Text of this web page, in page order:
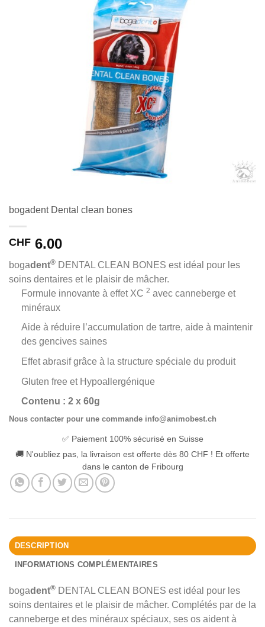
bogadent Dental clean bones
CHF 6.00
bogadent® DENTAL CLEAN BONES est idéal pour les
soins dentaires et le plaisir de mâcher.
Formule innovante à effet XC 2 avec canneberge et
minéraux
Aide à réduire l’accumulation de tartre, aide à maintenir
des gencives saines
Effet abrasif grâce à la structure spéciale du produit
Gluten free et Hypoallergénique
Contenu : 2 x 60g
Nous contacter pour une commande info@animobest.ch
✅ Paiement 100% sécurisé en Suisse
🚚 N'oubliez pas, la livraison est offerte dès 80 CHF ! Et offerte
dans le canton de Fribourg
DESCRIPTION
INFORMATIONS COMPLÉMENTAIRES
bogadent® DENTAL CLEAN BONES est idéal pour les
soins dentaires et le plaisir de mâcher. Complétés par de la
canneberge et des minéraux spéciaux, ses os aident à